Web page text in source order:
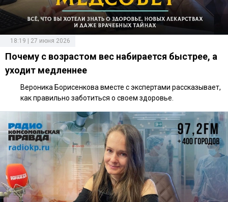
18:19 | 27 июня 2026
Почему с возрастом вес набирается быстрее, а
уходит медленнее
Вероника Борисенкова вместе с экспертами рассказывает,
как правильно заботиться о своем здоровье.